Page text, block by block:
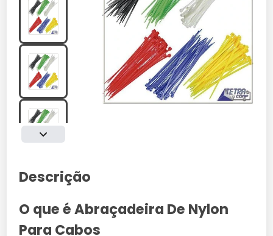
Descrição
O que é Abraçadeira De Nylon
Para Cabos